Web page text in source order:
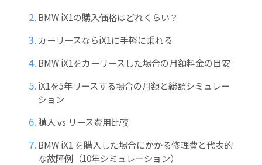
BMW iX1の購入価格はどれくらい？
カーリースならiX1に手軽に乗れる
BMW iX1をカーリースした場合の月額料金の目安
iX1を5年リースする場合の月額と総額シミュレー
ション
購入 vs リース費用比較
BMW iX1 を購入した場合にかかる修理費と代表的
な故障例（10年シミュレーション）